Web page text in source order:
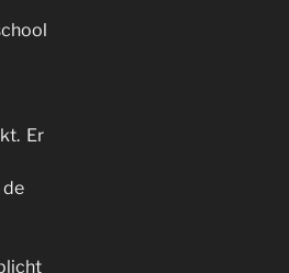
Er
de